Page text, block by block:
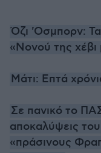
Όζι 'Οσμπορν:
«Νονού της χέβι
Μάτι: Επτά
Σε πανικό το
αποκαλύψεις
«πράσινους